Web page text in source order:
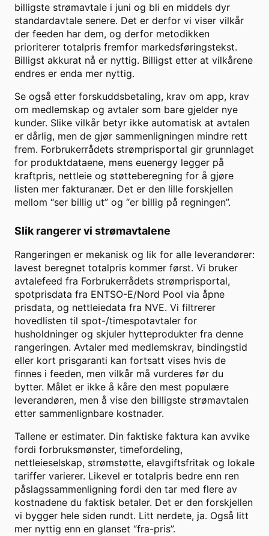
billigste strømavtale i juni og bli en middels dyr
standardavtale senere. Det er derfor vi viser vilkår
der feeden har dem, og derfor metodikken
prioriterer totalpris fremfor markedsføringstekst.
Billigst akkurat nå er nyttig. Billigst etter at vilkårene
endres er enda mer nyttig.
Se også etter forskuddsbetaling, krav om app, krav
om medlemskap og avtaler som bare gjelder nye
kunder. Slike vilkår betyr ikke automatisk at avtalen
er dårlig, men de gjør sammenligningen mindre rett
frem. Forbrukerrådets strømprisportal gir grunnlaget
for produktdataene, mens euenergy legger på
kraftpris, nettleie og støtteberegning for å gjøre
listen mer fakturanær. Det er den lille forskjellen
mellom “ser billig ut” og “er billig på regningen”.
Slik rangerer vi strømavtalene
Rangeringen er mekanisk og lik for alle leverandører:
lavest beregnet totalpris kommer først. Vi bruker
avtalefeed fra Forbrukerrådets strømprisportal,
spotprisdata fra ENTSO-E/Nord Pool via åpne
prisdata, og nettleiedata fra NVE. Vi filtrerer
hovedlisten til spot-/timespotavtaler for
husholdninger og skjuler hytteprodukter fra denne
rangeringen. Avtaler med medlemskrav, bindingstid
eller kort prisgaranti kan fortsatt vises hvis de
finnes i feeden, men vilkår må vurderes før du
bytter. Målet er ikke å kåre den mest populære
leverandøren, men å vise den billigste strømavtalen
etter sammenlignbare kostnader.
Tallene er estimater. Din faktiske faktura kan avvike
fordi forbruksmønster, timefordeling,
nettleieselskap, strømstøtte, elavgiftsfritak og lokale
tariffer varierer. Likevel er totalpris bedre enn ren
påslagssammenligning fordi den tar med flere av
kostnadene du faktisk betaler. Det er den forskjellen
vi bygger hele siden rundt. Litt nerdete, ja. Også litt
mer nyttig enn en glanset “fra-pris”.